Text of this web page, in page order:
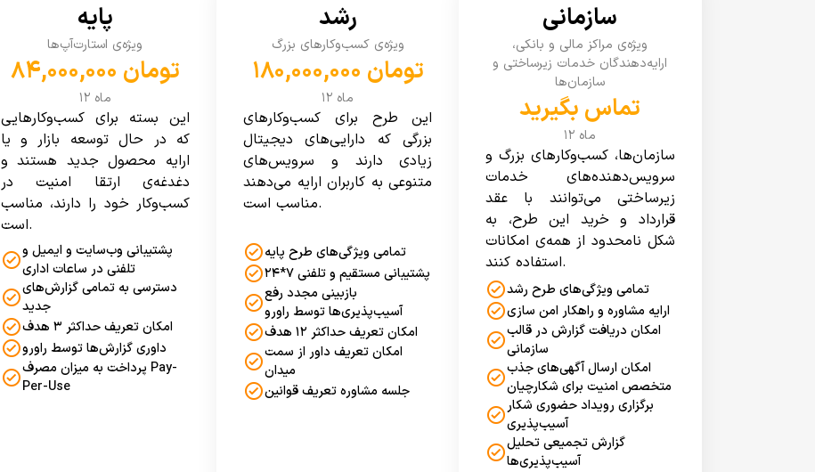
پایه
ویژه‌ی استارت‌آپ‌ها
۸۴,۰۰۰,۰۰۰ تومان
۱۲ ماه
این بسته برای کسب‌وکارهایی
که در حال توسعه بازار و یا
ارایه محصول جدید هستند و
دغدغه‌ی ارتقا امنیت در
کسب‌وکار خود را دارند، مناسب
است.
پشتیبانی وب‌سایت و ایمیل و
تلفنی در ساعات اداری
دسترسی به تمامی گزارش‌های
جدید
امکان تعریف حداکثر ۳ هدف
داوری گزارش‌ها توسط راورو
پرداخت به میزان مصرف Pay-
Per-Use
رشد
ویژه‌ی کسب‌وکارهای بزرگ
۱۸۰,۰۰۰,۰۰۰ تومان
۱۲ ماه
این طرح برای کسب‌وکارهای
بزرگی که دارایی‌های دیجیتال
زیادی دارند و سرویس‌های
متنوعی به کاربران ارایه می‌دهند
مناسب است.
تمامی ویژگی‌های طرح پایه
پشتیبانی مستقیم و تلفنی ۷*۲۴
بازبینی مجدد رفع
آسیب‌پذیری‌ها توسط راورو
امکان تعریف حداکثر ۱۲ هدف
امکان تعریف داور از سمت
میدان
جلسه مشاوره تعریف قوانین
سازمانی
ویژه‌ی مراکز مالی و بانکی،
ارایه‌دهندگان خدمات زیرساختی و
سازمان‌ها
تماس بگیرید
۱۲ ماه
سازمان‌ها، کسب‌وکارهای بزرگ و
سرویس‌دهنده‌های خدمات
زیرساختی می‌توانند با عقد
قرارداد و خرید این طرح، به
شکل نامحدود از همه‌ی امکانات
استفاده کنند.
تمامی ویژگی‌های طرح رشد
ارایه مشاوره و راهکار امن سازی
امکان دریافت گزارش در قالب
سازمانی
امکان ارسال آگهی‌های جذب
متخصص امنیت برای شکارچیان
برگزاری رویداد حضوری شکار
آسیب‌پذیری
گزارش تجمیعی تحلیل
آسیب‌پذیری‌ها